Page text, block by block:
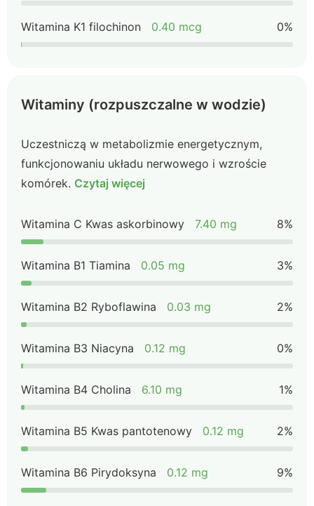
Witamina K1 filochinon 0.40 mcg 0%
Witaminy (rozpuszczalne w wodzie)
Uczestniczą w metabolizmie energetycznym,
funkcjonowaniu układu nerwowego i wzroście
komórek. Czytaj więcej
Witamina C Kwas askorbinowy 7.40 mg 8%
Witamina B1 Tiamina 0.05 mg 3%
Witamina B2 Ryboflawina 0.03 mg 2%
Witamina B3 Niacyna 0.12 mg 0%
Witamina B4 Cholina 6.10 mg 1%
Witamina B5 Kwas pantotenowy 0.12 mg 2%
Witamina B6 Pirydoksyna 0.12 mg 9%